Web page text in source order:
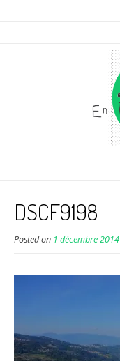
DSCF9198
Posted on 1 décembre 2014